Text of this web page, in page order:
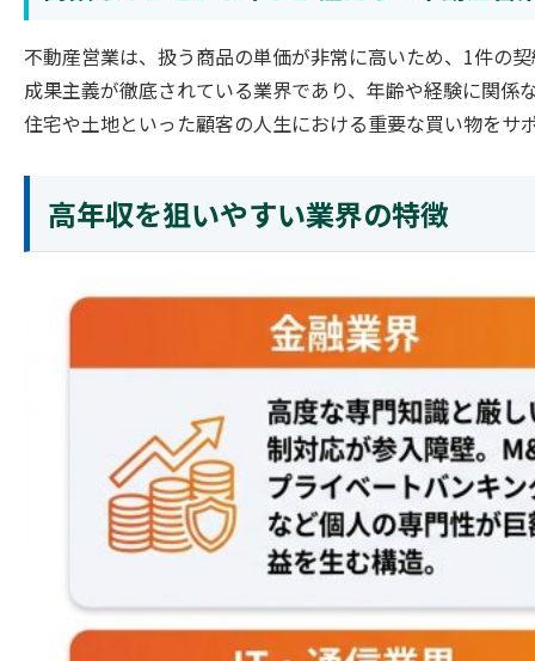
不動産営業は、扱う商品の単価が非常に高いため、1件の
成果主義が徹底されている業界であり、年齢や経験に関
住宅や土地といった顧客の人生における重要な買い物を
高年収を狙いやすい業界の特徴